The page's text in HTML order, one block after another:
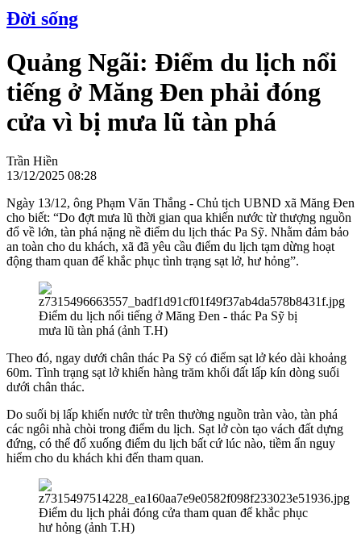
Đời sống
Quảng Ngãi: Điểm du lịch nổi
tiếng ở Măng Đen phải đóng
cửa vì bị mưa lũ tàn phá
Trần Hiền
13/12/2025 08:28
Ngày 13/12, ông Phạm Văn Thắng - Chủ tịch UBND xã Măng Đen
cho biết: “Do đợt mưa lũ thời gian qua khiến nước từ thượng nguồn
đổ về lớn, tàn phá nặng nề điểm du lịch thác Pa Sỹ. Nhằm đảm bảo
an toàn cho du khách, xã đã yêu cầu điểm du lịch tạm dừng hoạt
động tham quan để khắc phục tình trạng sạt lở, hư hỏng”.
Điểm du lịch nổi tiếng ở Măng Đen - thác Pa Sỹ bị
mưa lũ tàn phá (ảnh T.H)
Theo đó, ngay dưới chân thác Pa Sỹ có điểm sạt lở kéo dài khoảng
60m. Tình trạng sạt lở khiến hàng trăm khối đất lấp kín dòng suối
dưới chân thác.
Do suối bị lấp khiến nước từ trên thường nguồn tràn vào, tàn phá
các ngôi nhà chòi trong điểm du lịch. Sạt lở còn tạo vách đất dựng
đứng, có thể đổ xuống điểm du lịch bất cứ lúc nào, tiềm ẩn nguy
hiểm cho du khách khi đến tham quan.
Điểm du lịch phải đóng cửa tham quan để khắc phục
hư hỏng (ảnh T.H)